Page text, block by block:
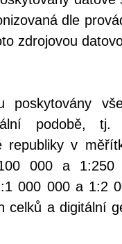
dle
zdrojovou
poskytovány
podobě, tj.
republiky v
000 a
000 000 a 1:2
celků a digitální